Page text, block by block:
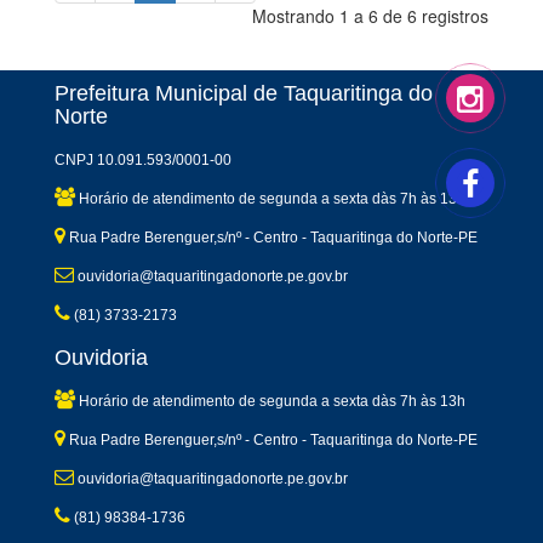
Mostrando 1 a 6 de 6 registros
Prefeitura Municipal de Taquaritinga do
Norte
CNPJ 10.091.593/0001-00
Horário de atendimento de segunda a sexta dàs 7h às 13h
Rua Padre Berenguer,s/nº - Centro - Taquaritinga do Norte-PE
ouvidoria@taquaritingadonorte.pe.gov.br
(81) 3733-2173
Ouvidoria
Horário de atendimento de segunda a sexta dàs 7h às 13h
Rua Padre Berenguer,s/nº - Centro - Taquaritinga do Norte-PE
ouvidoria@taquaritingadonorte.pe.gov.br
(81) 98384-1736